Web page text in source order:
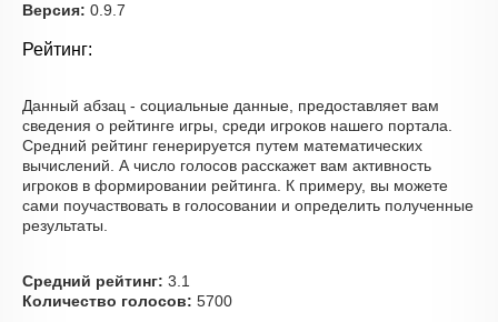
Версия: 0.9.7
Рейтинг:
Данный абзац - социальные данные, предоставляет вам
сведения о рейтинге игры, среди игроков нашего портала.
Средний рейтинг генерируется путем математических
вычислений. А число голосов расскажет вам активность
игроков в формировании рейтинга. К примеру, вы можете
сами поучаствовать в голосовании и определить полученные
результаты.
Средний рейтинг: 3.1
Количество голосов: 5700